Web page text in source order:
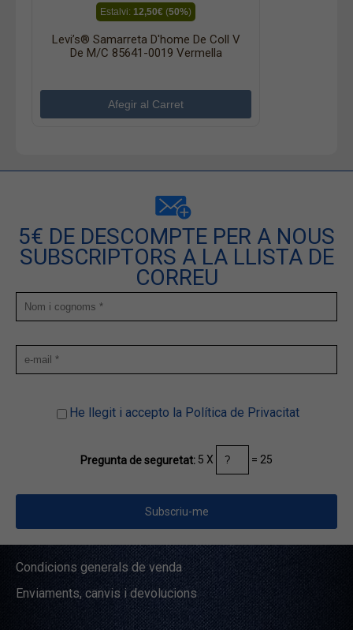
Estalvi: 12,50€ (50%)
Levi’s® Samarreta D'home De Coll V
De M/c 85641-0019 Vermella
5€ DE DESCOMPTE PER A NOUS
SUBSCRIPTORS A LA LLISTA DE
CORREU
He llegit i accepto la Política de Privacitat
Pregunta de seguretat: 5 X = 25
Condicions generals de venda
Enviaments, canvis i devolucions